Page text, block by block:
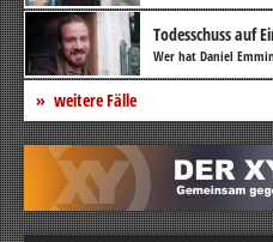
Todesschuss auf
Wer hat Daniel
weitere Fälle